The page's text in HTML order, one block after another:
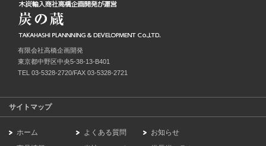
有限会社高橋企画開発
東京都中野区中央5-38-13-B401
TEL 03-5328-2720/FAX 03-5328-2721
サイトマップ
ホーム
よくある質問
お知らせ